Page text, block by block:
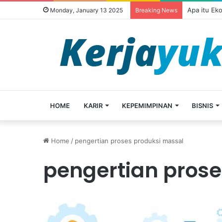
Monday, January 13 2025 Breaking News Apa itu
HOME KARIR KEPEMIMPINAN BISNIS
Home / pengertian proses produksi massal
pengertian